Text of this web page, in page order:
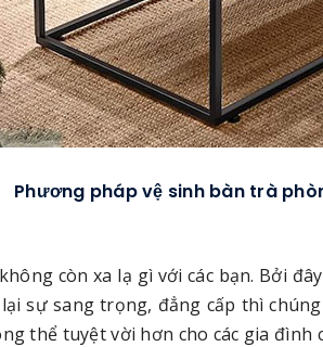
Phương pháp vệ sinh bàn trà
còn xa lạ gì với các bạn. Bởi
sự sang trọng, đẳng cấp thì
thể tuyệt vời hơn cho các gia đình